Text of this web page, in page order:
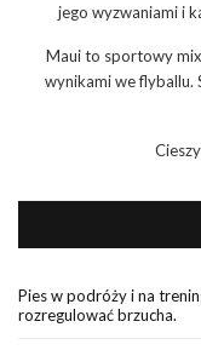
jego wyzwaniami i
Maui to sportowy
wynikami we flyballu.
Pies w podróży i na
rozregulować brzucha.